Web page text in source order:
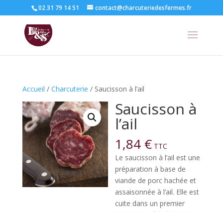
02 31 79 14 51 contact@charcuteriedesfermes.fr
Accueil / Charcuterie / Saucisson à l’ail
Saucisson à
l’ail
1,84 € TTC
Le saucisson à l’ail est une
préparation à base de
viande de porc hachée et
assaisonnée à l’ail. Elle est
cuite dans un premier